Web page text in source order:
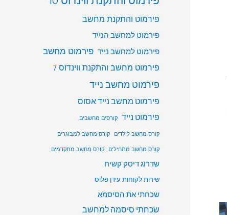
פירמוט והתקנת מחשב
פירמוט למחשב הנייד
פירמוט למחשב נייד פירמוט מחשב
פירמוט מחשב והתקנת ווינדוס 7
פירמוט מחשב נייד
פירמוט מחשב נייד אסוס
פירמוט נייד קורסים מחשבים
קורס מחשב לילדים קורס מחשב למבוגרים
קורס מחשב מתחילים קורס מחשב מתקדמים
שדרוג דיסק קשיח
שירות לקוחות עידן פלוס
שכחתי את הסיסמא
שכחתי סיסמה למחשב